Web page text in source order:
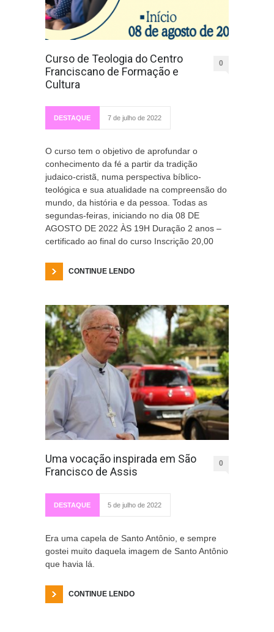
Curso de Teologia do Centro
Franciscano de Formação e
Cultura
0
DESTAQUE 7 de julho de 2022
O curso tem o objetivo de aprofundar o
conhecimento da fé a partir da tradição
judaico-cristã, numa perspectiva bíblico-
teológica e sua atualidade na compreensão do
mundo, da história e da pessoa. Todas as
segundas-feiras, iniciando no dia 08 DE
AGOSTO DE 2022 ÀS 19H Duração 2 anos –
certificado ao final do curso Inscrição 20,00
CONTINUE LENDO
Uma vocação inspirada em São
Francisco de Assis
0
DESTAQUE 5 de julho de 2022
Era uma capela de Santo Antônio, e sempre
gostei muito daquela imagem de Santo Antônio
que havia lá.
CONTINUE LENDO